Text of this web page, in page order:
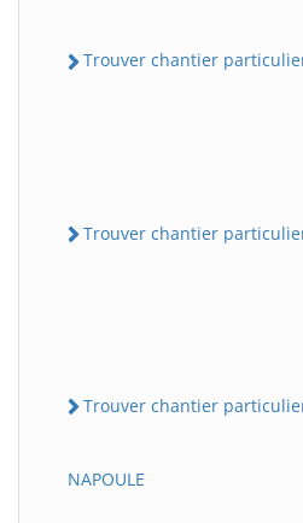
Trouver chantier particulier
Trouver chantier
Trouver chantier
NAPOULE